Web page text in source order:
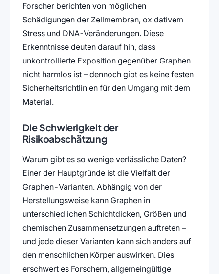
Forscher berichten von möglichen
Schädigungen der Zellmembran, oxidativem
Stress und DNA-Veränderungen. Diese
Erkenntnisse deuten darauf hin, dass
unkontrollierte Exposition gegenüber Graphen
nicht harmlos ist – dennoch gibt es keine festen
Sicherheitsrichtlinien für den Umgang mit dem
Material.
Die Schwierigkeit der
Risikoabschätzung
Warum gibt es so wenige verlässliche Daten?
Einer der Hauptgründe ist die Vielfalt der
Graphen-Varianten. Abhängig von der
Herstellungsweise kann Graphen in
unterschiedlichen Schichtdicken, Größen und
chemischen Zusammensetzungen auftreten –
und jede dieser Varianten kann sich anders auf
den menschlichen Körper auswirken. Dies
erschwert es Forschern, allgemeingültige